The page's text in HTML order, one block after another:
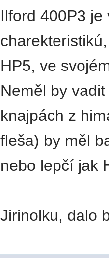
Ilford 400P3
HP5, ve
Neměl by
knajpách z
fleša) by měl
nebo lepčí jak
Jirinolku, dalo